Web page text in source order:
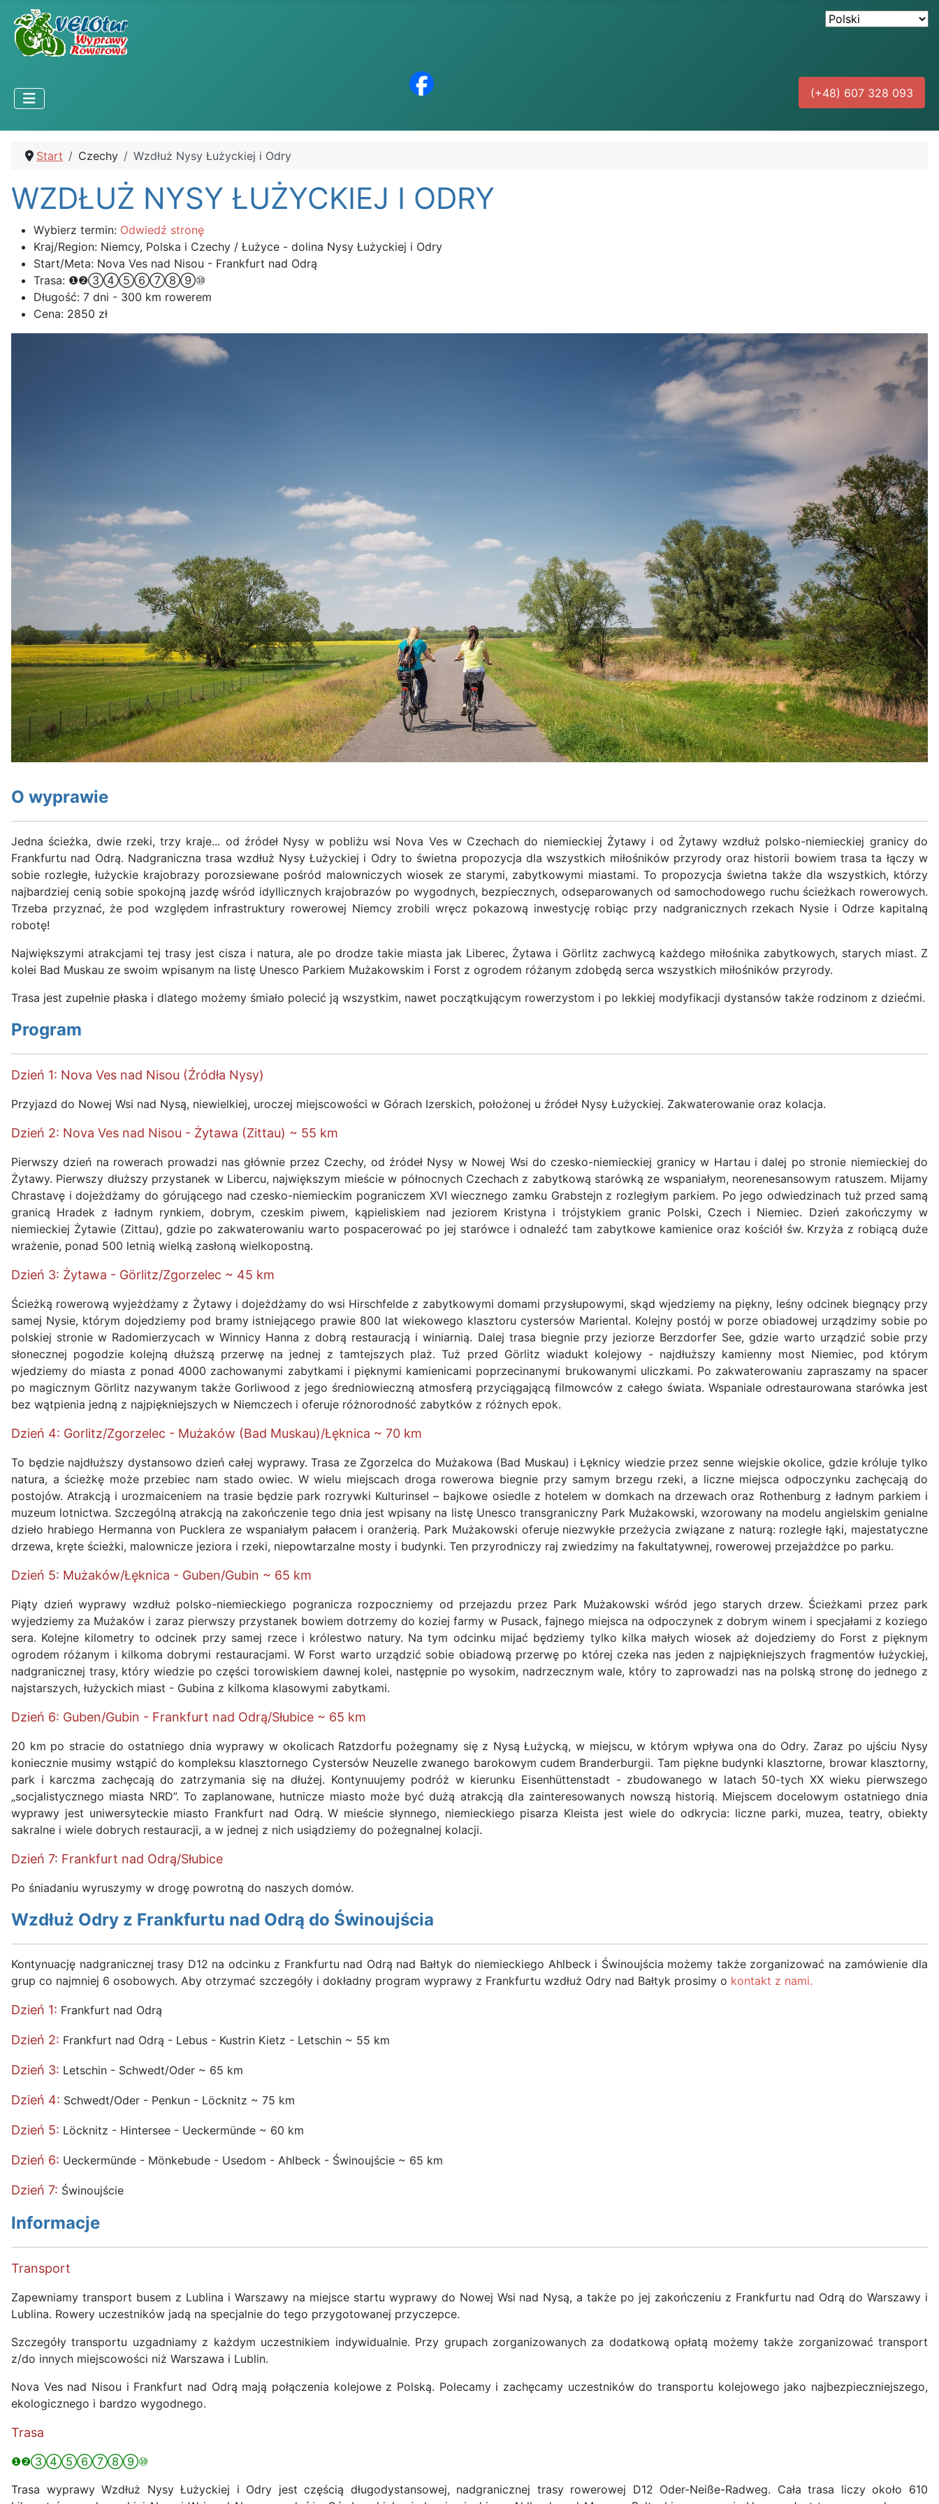
(+48) 607 328 093
Start Czechy Wzdłuż Nysy Łużyckiej i Odry
WZDŁUŻ NYSY ŁUŻYCKIEJ I ODRY
Wybierz termin: Odwiedź stronę
Kraj/Region: Niemcy, Polska i Czechy / Łużyce - dolina Nysy Łużyckiej i Odry
Start/Meta: Nova Ves nad Nisou - Frankfurt nad Odrą
Trasa: ❶❷③④⑤⑥⑦⑧⑨⑩
Długość: 7 dni - 300 km rowerem
Cena: 2850 zł
O wyprawie
Jedna ścieżka, dwie rzeki, trzy kraje... od źródeł Nysy w pobliżu wsi Nova Ves w Czechach do niemieckiej Żytawy i od Żytawy wzdłuż polsko-niemieckiej granicy do
Frankfurtu nad Odrą. Nadgraniczna trasa wzdłuż Nysy Łużyckiej i Odry to świetna propozycja dla wszystkich miłośników przyrody oraz historii bowiem trasa ta łączy w
sobie rozległe, łużyckie krajobrazy porozsiewane pośród malowniczych wiosek ze starymi, zabytkowymi miastami. To propozycja świetna także dla wszystkich, którzy
najbardziej cenią sobie spokojną jazdę wśród idyllicznych krajobrazów po wygodnych, bezpiecznych, odseparowanych od samochodowego ruchu ścieżkach rowerowych.
Trzeba przyznać, że pod względem infrastruktury rowerowej Niemcy zrobili wręcz pokazową inwestycję robiąc przy nadgranicznych rzekach Nysie i Odrze kapitalną
robotę!
Największymi atrakcjami tej trasy jest cisza i natura, ale po drodze takie miasta jak Liberec, Żytawa i Görlitz zachwycą każdego miłośnika zabytkowych, starych miast. Z
kolei Bad Muskau ze swoim wpisanym na listę Unesco Parkiem Mużakowskim i Forst z ogrodem różanym zdobędą serca wszystkich miłośników przyrody.
Trasa jest zupełnie płaska i dlatego możemy śmiało polecić ją wszystkim, nawet początkującym rowerzystom i po lekkiej modyfikacji dystansów także rodzinom z dziećmi.
Program
Dzień 1: Nova Ves nad Nisou (Źródła Nysy)
Przyjazd do Nowej Wsi nad Nysą, niewielkiej, uroczej miejscowości w Górach Izerskich, położonej u źródeł Nysy Łużyckiej. Zakwaterowanie oraz kolacja.
Dzień 2: Nova Ves nad Nisou - Żytawa (Zittau) ~ 55 km
Pierwszy dzień na rowerach prowadzi nas głównie przez Czechy, od źródeł Nysy w Nowej Wsi do czesko-niemieckiej granicy w Hartau i dalej po stronie niemieckiej do
Żytawy. Pierwszy dłuższy przystanek w Libercu, największym mieście w północnych Czechach z zabytkową starówką ze wspaniałym, neorenesansowym ratuszem. Mijamy
Chrastavę i dojeżdżamy do górującego nad czesko-niemieckim pograniczem XVI wiecznego zamku Grabstejn z rozległym parkiem. Po jego odwiedzinach tuż przed samą
granicą Hradek z ładnym rynkiem, dobrym, czeskim piwem, kąpieliskiem nad jeziorem Kristyna i trójstykiem granic Polski, Czech i Niemiec. Dzień zakończymy w
niemieckiej Żytawie (Zittau), gdzie po zakwaterowaniu warto pospacerować po jej starówce i odnaleźć tam zabytkowe kamienice oraz kościół św. Krzyża z robiącą duże
wrażenie, ponad 500 letnią wielką zasłoną wielkopostną.
Dzień 3: Żytawa - Görlitz/Zgorzelec ~ 45 km
Ścieżką rowerową wyjeżdżamy z Żytawy i dojeżdżamy do wsi Hirschfelde z zabytkowymi domami przysłupowymi, skąd wjedziemy na piękny, leśny odcinek biegnący przy
samej Nysie, którym dojedziemy pod bramy istniejącego prawie 800 lat wiekowego klasztoru cystersów Mariental. Kolejny postój w porze obiadowej urządzimy sobie po
polskiej stronie w Radomierzycach w Winnicy Hanna z dobrą restauracją i winiarnią. Dalej trasa biegnie przy jeziorze Berzdorfer See, gdzie warto urządzić sobie przy
słonecznej pogodzie kolejną dłuższą przerwę na jednej z tamtejszych plaż. Tuż przed Görlitz wiadukt kolejowy - najdłuższy kamienny most Niemiec, pod którym
wjedziemy do miasta z ponad 4000 zachowanymi zabytkami i pięknymi kamienicami poprzecinanymi brukowanymi uliczkami. Po zakwaterowaniu zapraszamy na spacer
po magicznym Görlitz nazywanym także Gorliwood z jego średniowieczną atmosferą przyciągającą filmowców z całego świata. Wspaniale odrestaurowana starówka jest
bez wątpienia jedną z najpiękniejszych w Niemczech i oferuje różnorodność zabytków z różnych epok.
Dzień 4: Gorlitz/Zgorzelec - Mużaków (Bad Muskau)/Łęknica ~ 70 km
To będzie najdłuższy dystansowo dzień całej wyprawy. Trasa ze Zgorzelca do Mużakowa (Bad Muskau) i Łęknicy wiedzie przez senne wiejskie okolice, gdzie króluje tylko
natura, a ścieżkę może przebiec nam stado owiec. W wielu miejscach droga rowerowa biegnie przy samym brzegu rzeki, a liczne miejsca odpoczynku zachęcają do
postojów. Atrakcją i urozmaiceniem na trasie będzie park rozrywki Kulturinsel – bajkowe osiedle z hotelem w domkach na drzewach oraz Rothenburg z ładnym parkiem i
muzeum lotnictwa. Szczególną atrakcją na zakończenie tego dnia jest wpisany na listę Unesco transgraniczny Park Mużakowski, wzorowany na modelu angielskim genialne
dzieło hrabiego Hermanna von Pucklera ze wspaniałym pałacem i oranżerią. Park Mużakowski oferuje niezwykłe przeżycia związane z naturą: rozległe łąki, majestatyczne
drzewa, kręte ścieżki, malownicze jeziora i rzeki, niepowtarzalne mosty i budynki. Ten przyrodniczy raj zwiedzimy na fakultatywnej, rowerowej przejażdżce po parku.
Dzień 5: Mużaków/Łęknica - Guben/Gubin ~ 65 km
Piąty dzień wyprawy wzdłuż polsko-niemieckiego pogranicza rozpoczniemy od przejazdu przez Park Mużakowski wśród jego starych drzew. Ścieżkami przez park
wyjedziemy za Mużaków i zaraz pierwszy przystanek bowiem dotrzemy do koziej farmy w Pusack, fajnego miejsca na odpoczynek z dobrym winem i specjałami z koziego
sera. Kolejne kilometry to odcinek przy samej rzece i królestwo natury. Na tym odcinku mijać będziemy tylko kilka małych wiosek aż dojedziemy do Forst z pięknym
ogrodem różanym i kilkoma dobrymi restauracjami. W Forst warto urządzić sobie obiadową przerwę po której czeka nas jeden z najpiękniejszych fragmentów łużyckiej,
nadgranicznej trasy, który wiedzie po części torowiskiem dawnej kolei, następnie po wysokim, nadrzecznym wale, który to zaprowadzi nas na polską stronę do jednego z
najstarszych, łużyckich miast - Gubina z kilkoma klasowymi zabytkami.
Dzień 6: Guben/Gubin - Frankfurt nad Odrą/Słubice ~ 65 km
20 km po stracie do ostatniego dnia wyprawy w okolicach Ratzdorfu pożegnamy się z Nysą Łużycką, w miejscu, w którym wpływa ona do Odry. Zaraz po ujściu Nysy
koniecznie musimy wstąpić do kompleksu klasztornego Cystersów Neuzelle zwanego barokowym cudem Branderburgii. Tam piękne budynki klasztorne, browar klasztorny,
park i karczma zachęcają do zatrzymania się na dłużej. Kontynuujemy podróż w kierunku Eisenhüttenstadt - zbudowanego w latach 50-tych XX wieku pierwszego
„socjalistycznego miasta NRD”. To zaplanowane, hutnicze miasto może być dużą atrakcją dla zainteresowanych nowszą historią. Miejscem docelowym ostatniego dnia
wyprawy jest uniwersyteckie miasto Frankfurt nad Odrą. W mieście słynnego, niemieckiego pisarza Kleista jest wiele do odkrycia: liczne parki, muzea, teatry, obiekty
sakralne i wiele dobrych restauracji, a w jednej z nich usiądziemy do pożegnalnej kolacji.
Dzień 7: Frankfurt nad Odrą/Słubice
Po śniadaniu wyruszymy w drogę powrotną do naszych domów.
Wzdłuż Odry z Frankfurtu nad Odrą do Świnoujścia
Kontynuację nadgranicznej trasy D12 na odcinku z Frankfurtu nad Odrą nad Bałtyk do niemieckiego Ahlbeck i Świnoujścia możemy także zorganizować na zamówienie dla
grup co najmniej 6 osobowych. Aby otrzymać szczegóły i dokładny program wyprawy z Frankfurtu wzdłuż Odry nad Bałtyk prosimy o kontakt z nami.
Dzień 1: Frankfurt nad Odrą
Dzień 2: Frankfurt nad Odrą - Lebus - Kustrin Kietz - Letschin ~ 55 km
Dzień 3: Letschin - Schwedt/Oder ~ 65 km
Dzień 4: Schwedt/Oder - Penkun - Löcknitz ~ 75 km
Dzień 5: Löcknitz - Hintersee - Ueckermünde ~ 60 km
Dzień 6: Ueckermünde - Mönkebude - Usedom - Ahlbeck - Świnoujście ~ 65 km
Dzień 7: Świnoujście
Informacje
Transport
Zapewniamy transport busem z Lublina i Warszawy na miejsce startu wyprawy do Nowej Wsi nad Nysą, a także po jej zakończeniu z Frankfurtu nad Odrą do Warszawy i
Lublina. Rowery uczestników jadą na specjalnie do tego przygotowanej przyczepce.
Szczegóły transportu uzgadniamy z każdym uczestnikiem indywidualnie. Przy grupach zorganizowanych za dodatkową opłatą możemy także zorganizować transport
z/do innych miejscowości niż Warszawa i Lublin.
Nova Ves nad Nisou i Frankfurt nad Odrą mają połączenia kolejowe z Polską. Polecamy i zachęcamy uczestników do transportu kolejowego jako najbezpieczniejszego,
ekologicznego i bardzo wygodnego.
Trasa
❶❷③④⑤⑥⑦⑧⑨⑩
Trasa wyprawy Wzdłuż Nysy Łużyckiej i Odry jest częścią długodystansowej, nadgranicznej trasy rowerowej D12 Oder-Neiße-Radweg. Cała trasa liczy około 610